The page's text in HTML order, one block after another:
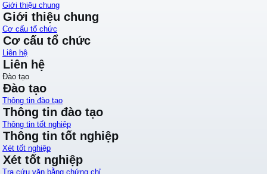
Giới thiệu chung
Giới thiệu chung
Cơ cấu tổ chức
Cơ cấu tổ chức
Liên hệ
Liên hệ
Đào tạo
Đào tạo
Thông tin đào tạo
Thông tin đào tạo
Thông tin tốt nghiệp
Thông tin tốt nghiệp
Xét tốt nghiệp
Xét tốt nghiệp
Tra cứu văn bằng chứng chỉ